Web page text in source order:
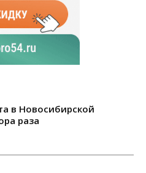
в Новосибирской
раза